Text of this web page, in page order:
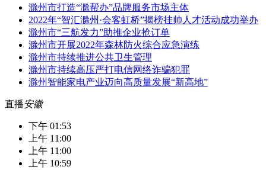
滁州市打造“滁帮办”品牌服务市场主体
2022年“智汇滁州·会客虹桥”揭榜挂帅人才活动成功举办
滁州市“三航发力”助推企业抢订单
滁州市开展2022年森林防火综合应急演练
滁州市持续推进公共卫生管理
滁州市持续高压严打电信网络诈骗犯罪
滁州智能家电产业迈向高质量发展“新高地”
直播安徽
下午 01:53
上午 11:00
上午 11:00
上午 10:59